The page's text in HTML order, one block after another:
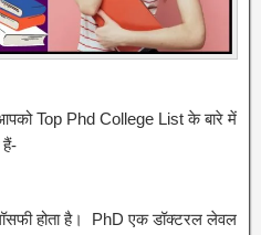
Top Phd College List के बारे में
हैं-
होता है। PhD एक डॉक्टरल लेवल